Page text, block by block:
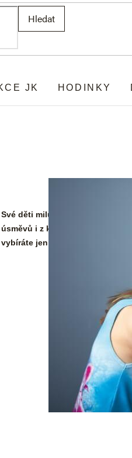
Hledat
JK HODINKY
Své děti milujete ještě před
úsměvů i z každého obrázku,
vybíráte jen to nejlepší.